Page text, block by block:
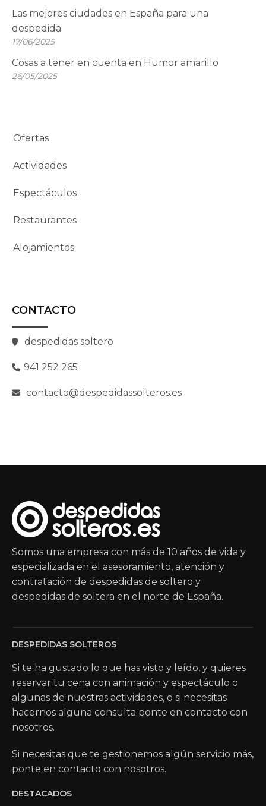
Las mejores ciudades en España para una
despedida
17/06/2025
Cosas a tener en cuenta en Humor amarillo
26/05/2025
Ofertas
Actividades
Espectáculos
Restaurantes
Alojamientos
CONTACTO
despedidas soltero
941 252 265
contacto@despedidassolteros.es
Somos una empresa con más de 10 años de vida y
especializada en el asesoramiento, atención y
contratación de despedidas de soltero y
despedidas de soltera en el norte de España.
DESPEDIDAS SOLTEROS
Si te ha gustado lo que has visto y leído, y quieres
reservar tu cena con animación y espectáculo o
algunas de nuestras actividades, o si necesitas
hacernos alguna consulta ponte en contacto con
nosotros.
Si necesitas que te gestionemos algún servicio más,
ponte en contacto con nosotros.
DESTACADOS